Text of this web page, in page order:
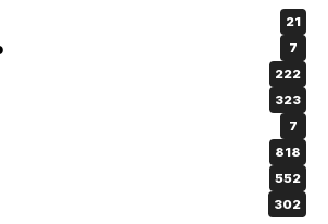
21
7
222
323
7
818
552
302